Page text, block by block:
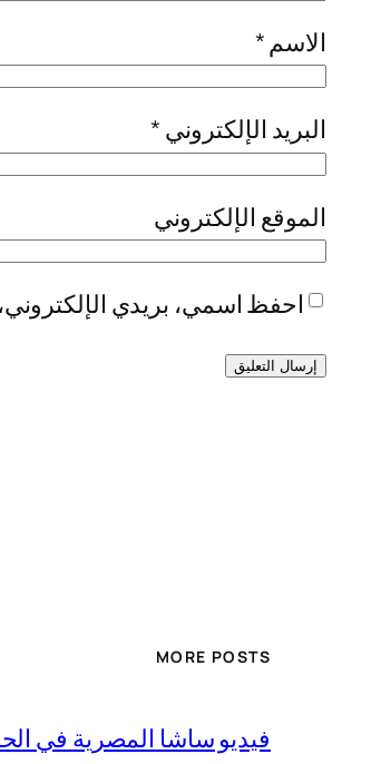
الاسم *
البريد الإلكتروني *
الموقع الإلكتروني
احفظ اسمي، بريدي
MORE POSTS
فيديو ساشا المصرية في الحمام +18 كامل